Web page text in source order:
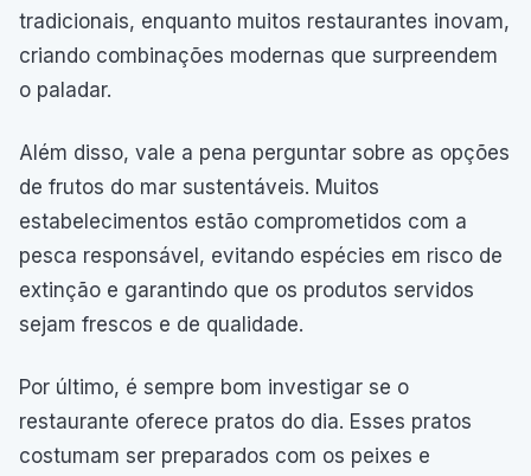
tradicionais, enquanto muitos restaurantes inovam,
criando combinações modernas que surpreendem
o paladar.
Além disso, vale a pena perguntar sobre as opções
de frutos do mar sustentáveis. Muitos
estabelecimentos estão comprometidos com a
pesca responsável, evitando espécies em risco de
extinção e garantindo que os produtos servidos
sejam frescos e de qualidade.
Por último, é sempre bom investigar se o
restaurante oferece pratos do dia. Esses pratos
costumam ser preparados com os peixes e